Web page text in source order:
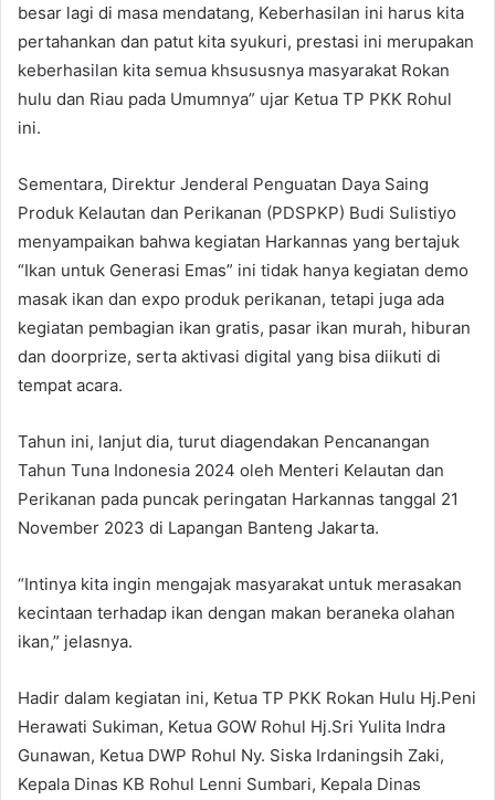
besar lagi di masa mendatang, Keberhasilan ini harus kita
pertahankan dan patut kita syukuri, prestasi ini merupakan
keberhasilan kita semua khsususnya masyarakat Rokan
hulu dan Riau pada Umumnya” ujar Ketua TP PKK Rohul
ini.
Sementara, Direktur Jenderal Penguatan Daya Saing
Produk Kelautan dan Perikanan (PDSPKP) Budi Sulistiyo
menyampaikan bahwa kegiatan Harkannas yang bertajuk
“Ikan untuk Generasi Emas” ini tidak hanya kegiatan demo
masak ikan dan expo produk perikanan, tetapi juga ada
kegiatan pembagian ikan gratis, pasar ikan murah, hiburan
dan doorprize, serta aktivasi digital yang bisa diikuti di
tempat acara.
Tahun ini, lanjut dia, turut diagendakan Pencanangan
Tahun Tuna Indonesia 2024 oleh Menteri Kelautan dan
Perikanan pada puncak peringatan Harkannas tanggal 21
November 2023 di Lapangan Banteng Jakarta.
“Intinya kita ingin mengajak masyarakat untuk merasakan
kecintaan terhadap ikan dengan makan beraneka olahan
ikan,” jelasnya.
Hadir dalam kegiatan ini, Ketua TP PKK Rokan Hulu Hj.Peni
Herawati Sukiman, Ketua GOW Rohul Hj.Sri Yulita Indra
Gunawan, Ketua DWP Rohul Ny. Siska Irdaningsih Zaki,
Kepala Dinas KB Rohul Lenni Sumbari, Kepala Dinas